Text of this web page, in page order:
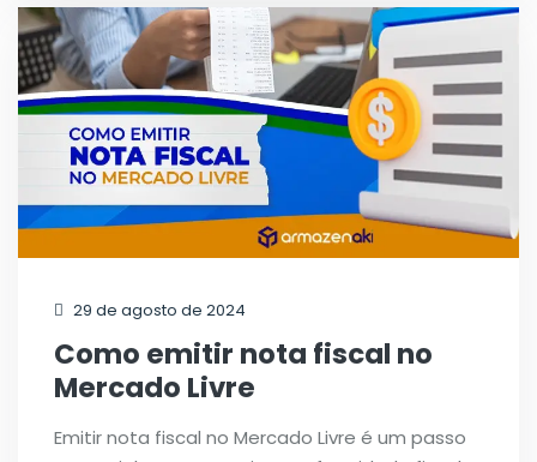
29 de agosto de 2024
Como emitir nota fiscal no
Mercado Livre
Emitir nota fiscal no Mercado Livre é um passo